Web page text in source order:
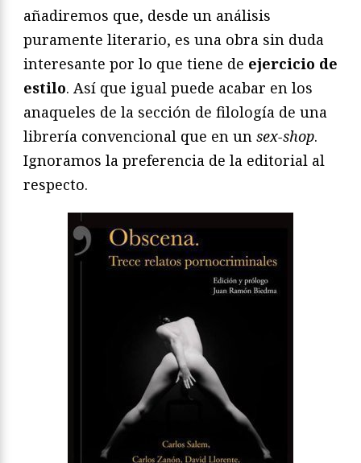
añadiremos que, desde un análisis
puramente literario, es una obra sin duda
interesante por lo que tiene de ejercicio de
estilo. Así que igual puede acabar en los
anaqueles de la sección de filología de una
librería convencional que en un sex-shop.
Ignoramos la preferencia de la editorial al
respecto.